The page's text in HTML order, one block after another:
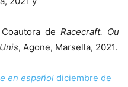
Coautora deRacecraft. Ou
, Agone, Marsella, 2021.
en español diciembre de